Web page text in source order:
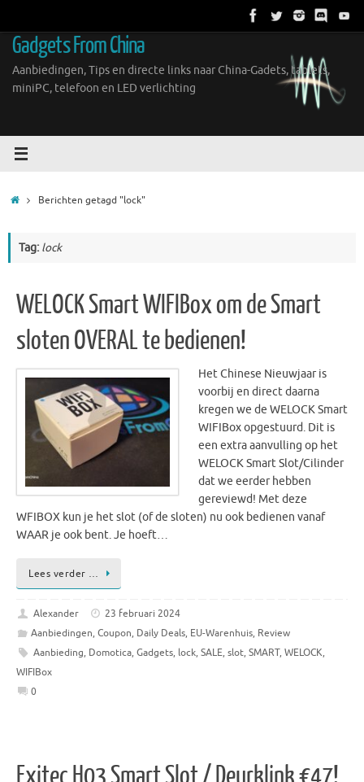
inhoud
Gadgets From China
Aanbiedingen, Tips en directe links naar China-Gadets, tablets,
miniPC, telefoon en LED verlichting
HomeBerichten getagd "lock"
Tag: lock
WELOCK Smart WIFIBox om de Smart
sloten OVERAL te bedienen!
Het Chinese Nieuwjaar is
voorbij en direct daarna
kregen we de WELOCK Smart
WIFIBox opgestuurd. Dit is
een extra aanvulling op het
WELOCK Smart Slot/Cilinder
dat we eerder hebben
gereviewd! Met deze
WFIBOX kun je het slot (of de sloten) nu ook bedienen vanaf
WAAR je ook bent. Je hoeft…
Lees verder …
Alexander
23 februari 2024
Aanbiedingen, Coupon, Daily Deals, EU-Warenhuis, Review
Aanbieding, Domotica, Gadgets, lock, SALE, slot, SMART, WELOCK,
WIFIBox
0